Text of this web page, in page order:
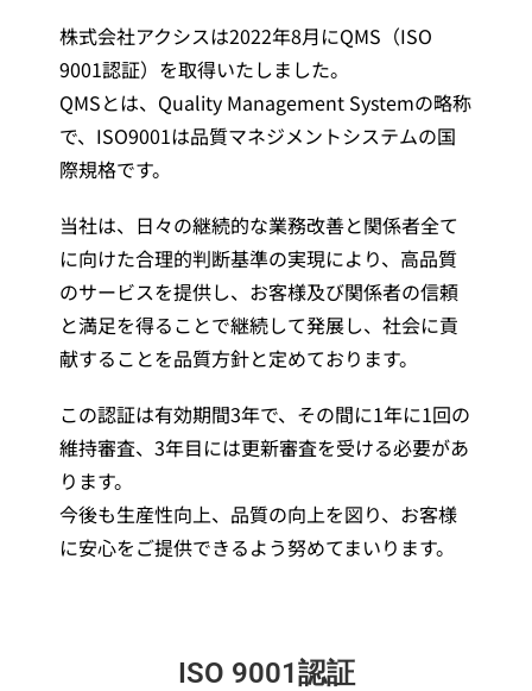
株式会社アクシスは2022年8月にQMS（ISO
9001認証）を取得いたしました。
QMSとは、Quality Management Systemの略称
で、ISO9001は品質マネジメントシステムの国
際規格です。
当社は、日々の継続的な業務改善と関係者全て
に向けた合理的判断基準の実現により、高品質
のサービスを提供し、お客様及び関係者の信頼
と満足を得ることで継続して発展し、社会に貢
献することを品質方針と定めております。
この認証は有効期間3年で、その間に1年に1回の
維持審査、3年目には更新審査を受ける必要があ
ります。
今後も生産性向上、品質の向上を図り、お客様
に安心をご提供できるよう努めてまいります。
ISO 9001認証